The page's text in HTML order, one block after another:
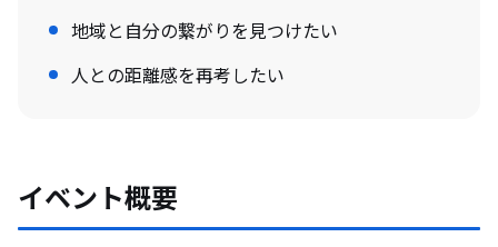
地域と自分の繋がりを見つけたい
人との距離感を再考したい
イベント概要